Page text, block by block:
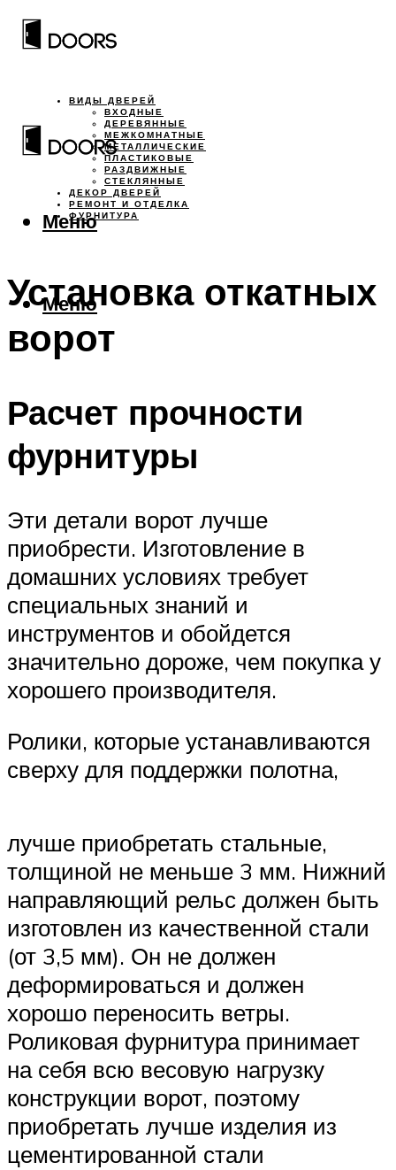
ВИДЫ ДВЕРЕЙ
ВХОДНЫЕ
ДЕРЕВЯННЫЕ
МЕЖКОМНАТНЫЕ
МЕТАЛЛИЧЕСКИЕ
ПЛАСТИКОВЫЕ
РАЗДВИЖНЫЕ
СТЕКЛЯННЫЕ
ДЕКОР ДВЕРЕЙ
РЕМОНТ И ОТДЕЛКА
ФУРНИТУРА
Меню
Меню
Установка откатных
ворот
Расчет прочности
фурнитуры
Эти детали ворот лучше
приобрести. Изготовление в
домашних условиях требует
специальных знаний и
инструментов и обойдется
значительно дороже, чем покупка у
хорошего производителя.
Ролики, которые устанавливаются
сверху для поддержки полотна,
лучше приобретать стальные,
толщиной не меньше 3 мм. Нижний
направляющий рельс должен быть
изготовлен из качественной стали
(от 3,5 мм). Он не должен
деформироваться и должен
хорошо переносить ветры.
Роликовая фурнитура принимает
на себя всю весовую нагрузку
конструкции ворот, поэтому
приобретать лучше изделия из
цементированной стали